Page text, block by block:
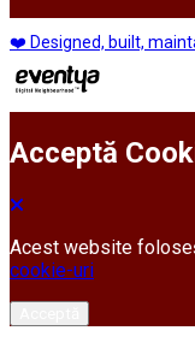
❤️ Designed, built,
Acceptă
Acest website
cookie-uri